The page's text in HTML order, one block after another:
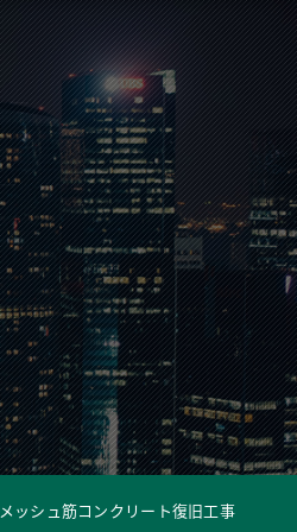
メッシュ筋コンクリート復旧工事